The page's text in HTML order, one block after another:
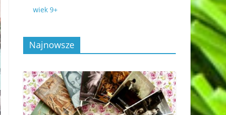
wiek 9+
Najnowsze